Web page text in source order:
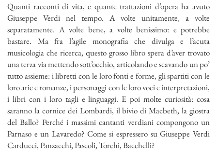
Quanti racconti di vita, e quante trattazioni d’opera ha avuto
Giuseppe Verdi nel tempo. A volte unitamente, a volte
separatamente. A volte bene, a volte benissimo: e potrebbe
bastare. Ma fra l’agile monografia che divulga e l’acuta
musicologia che ricerca, questo grosso libro spera d’aver trovato
una terza via mettendo sott’occhio, articolando e scavando un po’
tutto assieme: i libretti con le loro fonti e forme, gli spartiti con le
loro arie e romanze, i personaggi con le loro voci e interpretazioni,
i libri con i loro tagli e linguaggi. E poi molte curiosità: cosa
saranno la cornice dei Lombardi, il bivio di Macbeth, la giostra
del Ballo? Perché i massimi cantanti verdiani compongono un
Parnaso e un Lavaredo? Come si espressero su Giuseppe Verdi
Carducci, Panzacchi, Pascoli, Torchi, Bacchelli?